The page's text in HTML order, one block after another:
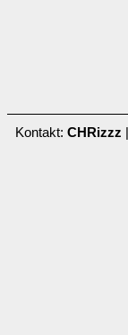
Kontakt: CHRizzz